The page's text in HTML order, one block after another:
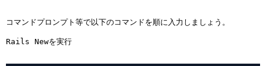
コマンドプロンプト等で以下のコマンドを順に入力しましょう。
Rails Newを実行